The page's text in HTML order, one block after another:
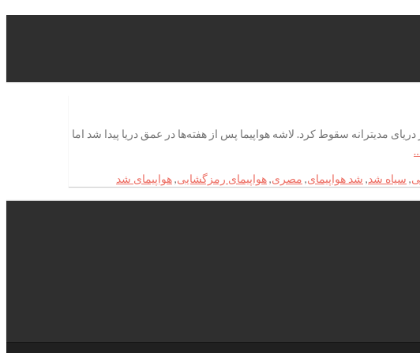
با ۶۶ سرنشین از پاریس به قاهره می‌رفت که در دریای مدیترانه سقوط کرد. لاشه هواپیما پس از هفته‌ها در عمق دریا پیدا شد اما
, سیاه شد, شد هواپیمای, مصری,هواپیمای رمزگشایی,هواپیمای شد